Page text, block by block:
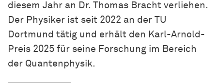
diesem Jahr an Dr. Thomas Bracht verliehen.
Der Physiker ist seit 2022 an der TU
Dortmund tätig und erhält den Karl-Arnold-
Preis 2025 für seine Forschung im Bereich
der Quantenphysik.